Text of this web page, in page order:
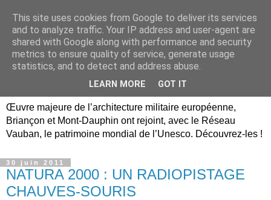
Briançon, Mont-Dauphin,
Vauban Unesco Hautes-
Œuvre majeure de l’architecture militaire européenne,
Briançon et Mont-Dauphin ont rejoint, avec le Réseau
Vauban, le patrimoine mondial de l’Unesco. Découvrez-les !
30 juin 2011
NATURA 2000 : UN RADIOPISTAGE
CHAUVES-SOURIS
This site uses cookies from Google to deliver its services
and to analyze traffic. Your IP address and user-agent are
shared with Google along with performance and security
metrics to ensure quality of service, generate usage
statistics, and to detect and address abuse.
LEARN MORE GOT IT